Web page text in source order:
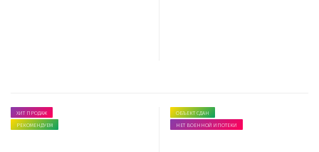
ХИТ ПРОДАЖ
РЕКОМЕНДУЕМ
ОБЪЕКТ СДАН
НЕТ ВОЕННОЙ ИПОТЕКИ